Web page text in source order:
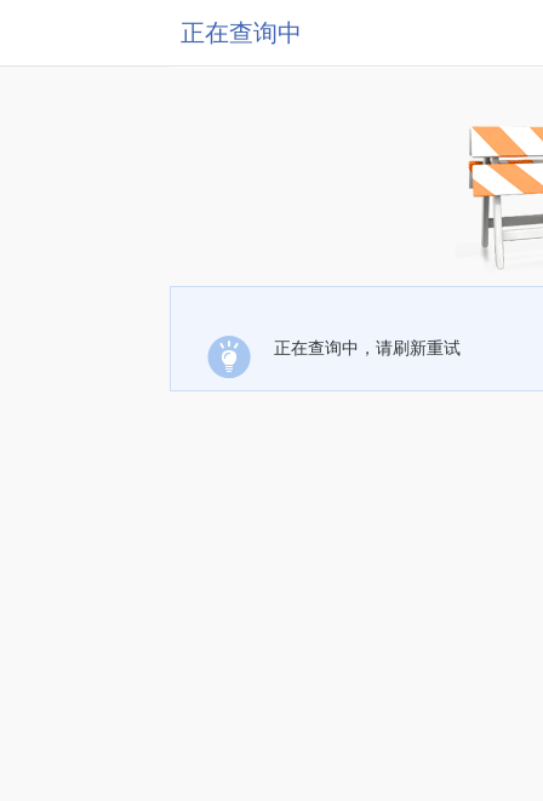
正在查询中
正在查询中，请刷新重试